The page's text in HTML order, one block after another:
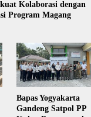
Kolaborasi dengan
Program Magang
Bapas Yogyakarta
Gandeng Satpol PP